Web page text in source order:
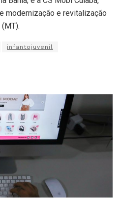
modernização e revitalização
infantojuvenil